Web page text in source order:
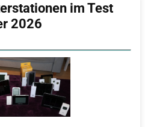
im Test
2026